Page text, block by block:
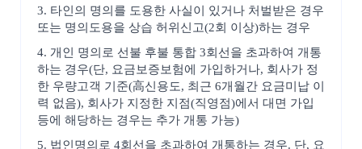
3. 타인의 명의를 도용한 사실이 있거나 처벌받은 경우
또는 명의도용을 상습 허위신고(2회 이상)하는 경우
4. 개인 명의로 선불 후불 통합 3회선을 초과하여 개통
하는 경우(단, 요금보증보험에 가입하거나, 회사가 정
한 우량고객 기준(高신용도, 최근 6개월간 요금미납 이
력 없음), 회사가 지정한 지점(직영점)에서 대면 가입
등에 해당하는 경우는 추가 개통 가능)
5. 법인명의로 4회선을 초과하여 개통하는 경우. 단, 요